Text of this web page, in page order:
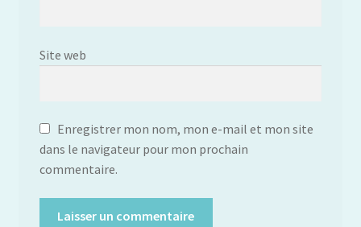
Site web
Enregistrer mon nom, mon e-mail et mon site
dans le navigateur pour mon prochain
commentaire.